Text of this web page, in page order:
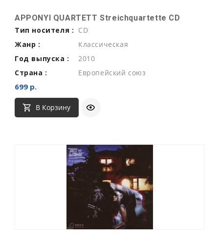
APPONYI QUARTETT Streichquartette CD
Тип носителя : CD
Жанр :
Классическая
Год выпуска :
2010
Страна :
Европейский союз
699 р.
В Корзину